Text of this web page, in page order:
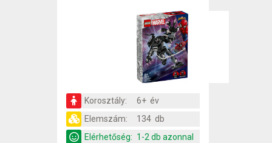
Korosztály:
6+ év
Elemszám:
134 db
Elérhetőség: 1-2 db azonnal